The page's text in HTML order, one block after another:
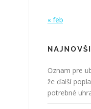
« feb
Oznam pre
že ďalší
potrebné